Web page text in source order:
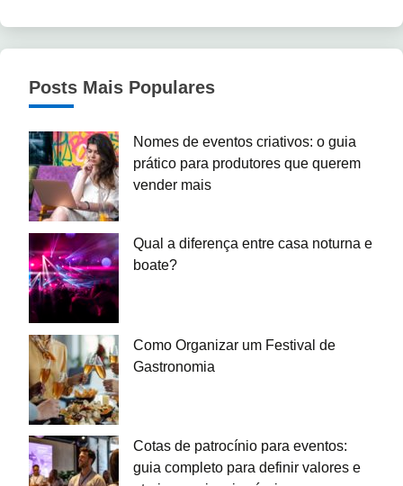
Posts Mais Populares
Nomes de eventos criativos: o guia
prático para produtores que querem
vender mais
Qual a diferença entre casa noturna e
boate?
Como Organizar um Festival de
Gastronomia
Cotas de patrocínio para eventos:
guia completo para definir valores e